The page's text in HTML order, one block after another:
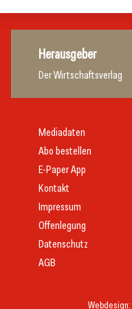
Herausgeber
Der Wirtschaftsverlag
Webdesign:
Mediadaten
Abo bestellen
E-Paper App
Kontakt
Impressum
Offenlegung
Datenschutz
AGB